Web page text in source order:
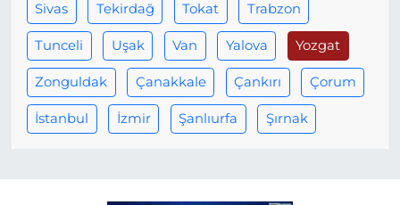
Sivas Tekirdağ Tokat Trabzon
Tunceli Uşak Van Yalova Yozgat
Zonguldak Çanakkale Çankırı Çorum
İstanbul İzmir Şanlıurfa Şırnak